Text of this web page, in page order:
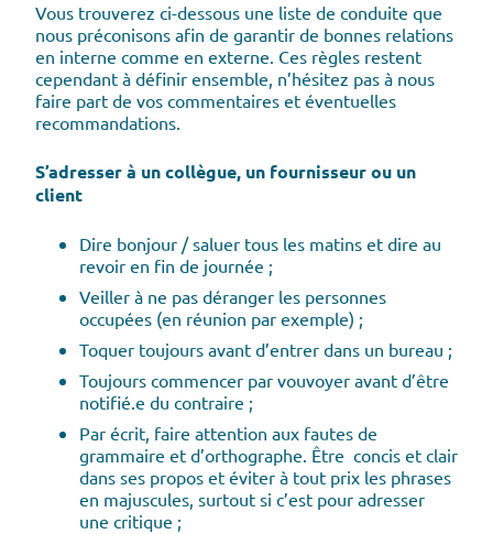
Vous trouverez ci-dessous une liste de conduite que
nous préconisons afin de garantir de bonnes relations
en interne comme en externe. Ces règles restent
cependant à définir ensemble, n’hésitez pas à nous
faire part de vos commentaires et éventuelles
recommandations.
S’adresser à un collègue, un fournisseur ou un
client
Dire bonjour / saluer tous les matins et dire au
revoir en fin de journée ;
Veiller à ne pas déranger les personnes
occupées (en réunion par exemple) ;
Toquer toujours avant d’entrer dans un bureau ;
Toujours commencer par vouvoyer avant d’être
notifié.e du contraire ;
Par écrit, faire attention aux fautes de
grammaire et d’orthographe. Être concis et clair
dans ses propos et éviter à tout prix les phrases
en majuscules, surtout si c’est pour adresser
une critique ;